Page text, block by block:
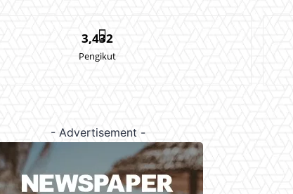
3,432
Pengikut
- Advertisement -